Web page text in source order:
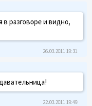
разговоре и видно,
26.03.2011 19:31
22.03.2011 19:49